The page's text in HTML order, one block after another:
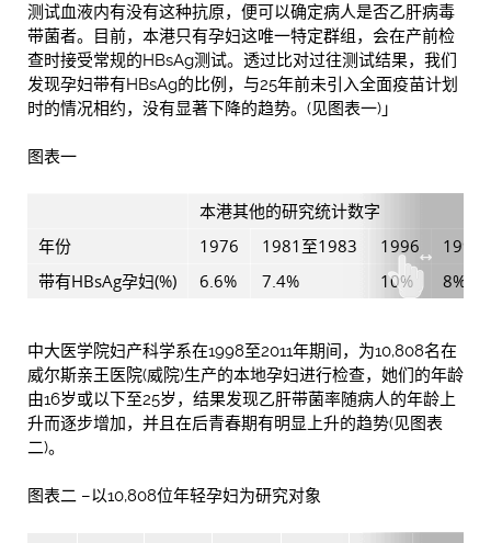
测试血液内有没有这种抗原，便可以确定病人是否乙肝病毒
带菌者。目前，本港只有孕妇这唯一特定群组，会在产前检
查时接受常规的HBsAg测试。透过比对过往测试结果，我们
发现孕妇带有HBsAg的比例，与25年前未引入全面疫苗计划
时的情况相约，没有显著下降的趋势。(见图表一)」
图表一
本港其他的研究统计数字
年份
1976 1981至1983 1996
1998
带有HBsAg孕妇(%)
6.6% 7.4% 10% 8%
中大医学院妇产科学系在1998至2011年期间，为10,808名在
威尔斯亲王医院(威院)生产的本地孕妇进行检查，她们的年龄
由16岁或以下至25岁，结果发现乙肝带菌率随病人的年龄上
升而逐步增加，并且在后青春期有明显上升的趋势(见图表
二)。
图表二 –以10,808位年轻孕妇为研究对象